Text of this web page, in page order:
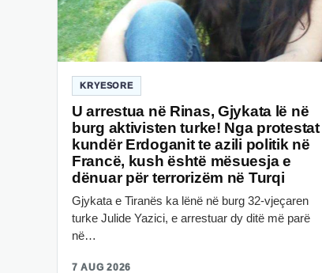
KRYESORE
U arrestua në Rinas, Gjykata lë në
burg aktivisten turke! Nga protestat
kundër Erdoganit te azili politik në
Francë, kush është mësuesja e
dënuar për terrorizëm në Turqi
Gjykata e Tiranës ka lënë në burg 32-vjeçaren
turke Julide Yazici, e arrestuar dy ditë më parë
në…
7 AUG 2026